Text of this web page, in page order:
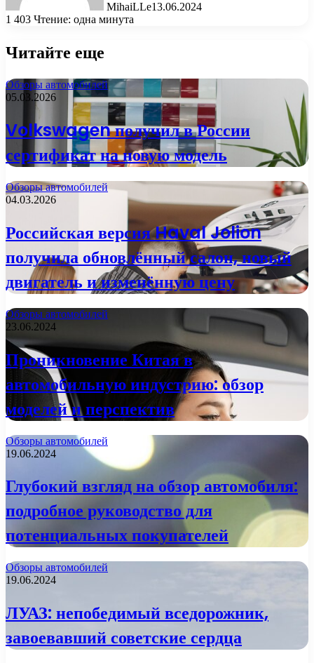
MihaiLLe13.06.2024
1 403 Чтение: одна минута
Читайте еще
Обзоры автомобилей
05.03.2026
Volkswagen получил в России
сертификат на новую модель
Обзоры автомобилей
04.03.2026
Российская версия Haval Jolion
получила обновлённый салон, новый
двигатель и изменённую цену
Обзоры автомобилей
23.06.2024
Проникновение Китая в
автомобильную индустрию: обзор
моделей и перспектив
Обзоры автомобилей
19.06.2024
Глубокий взгляд на обзор автомобиля:
подробное руководство для
потенциальных покупателей
Обзоры автомобилей
19.06.2024
ЛУАЗ: непобедимый вседорожник,
завоевавший советские сердца